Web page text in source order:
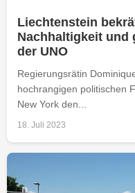
Liechtenstein
Nachhaltigkeit und
der UNO
Regierungsrätin
hochrangigen politischen
New York den...
18. Juli 2023